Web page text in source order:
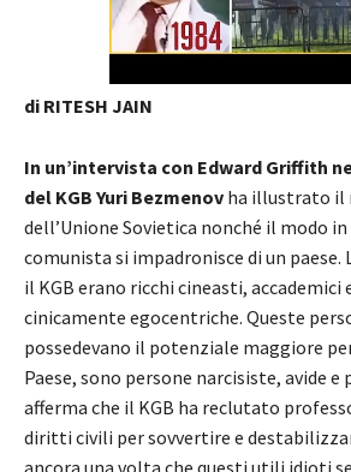
di RITESH JAIN
In un’intervista con Edward Griffith
del KGB Yuri Bezmenov ha illustrato il
dell’Unione Sovietica nonché il modo
comunista si impadronisce di un paese.
il KGB erano ricchi cineasti, accademici
cinicamente egocentriche. Queste
possedevano il potenziale maggiore
Paese, sono persone narcisiste, avide e
afferma che il KGB ha reclutato
diritti civili per sovvertire e
ancora una volta che questi utili idioti